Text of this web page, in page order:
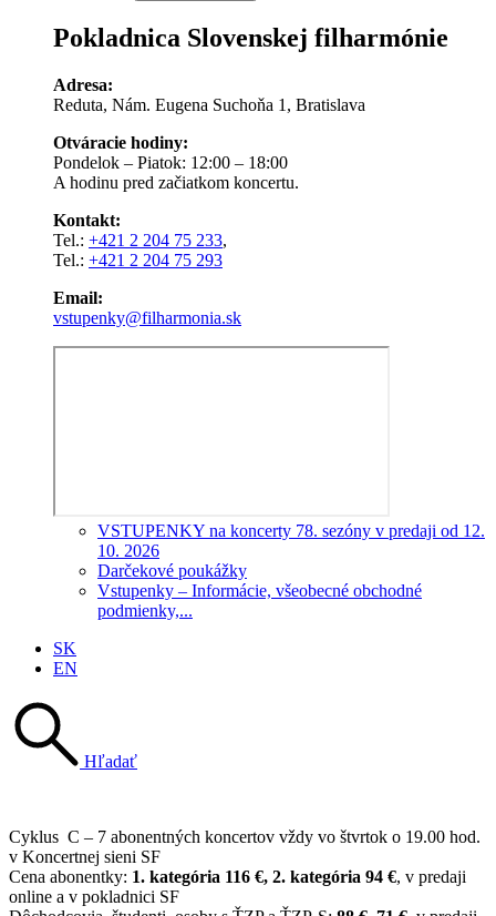
Pokladnica Slovenskej filharmónie
Adresa:
Reduta, Nám. Eugena Suchoňa 1, Bratislava
Otváracie hodiny:
Pondelok – Piatok: 12:00 – 18:00
A hodinu pred začiatkom koncertu.
Kontakt:
Tel.: +421 2 204 75 233,
Tel.: +421 2 204 75 293
Email:
vstupenky@filharmonia.sk
VSTUPENKY na koncerty 78. sezóny v predaji od 12.
10. 2026
Darčekové poukážky
Vstupenky – Informácie, všeobecné obchodné
podmienky,...
SK
EN
Hľadať
Cyklus C – 7 abonentných koncertov vždy vo štvrtok o 19.00 hod.
v Koncertnej sieni SF
Cena abonentky: 1. kategória 116 €, 2. kategória 94 €, v predaji
online a v pokladnici SF